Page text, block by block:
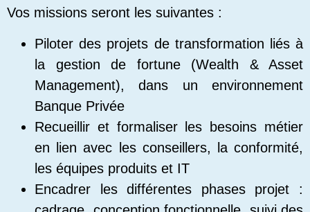
Vos missions seront les suivantes :
Piloter des projets de transformation liés à
la gestion de fortune (Wealth & Asset
Management), dans un environnement
Banque Privée
Recueillir et formaliser les besoins métier
en lien avec les conseillers, la conformité,
les équipes produits et IT
Encadrer les différentes phases projet :